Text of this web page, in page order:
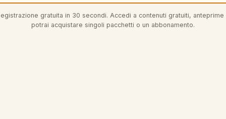
gratuita in 30 secondi. Accedi a contenuti gratuiti, anteprime
potrai acquistare singoli pacchetti o un abbonamento.